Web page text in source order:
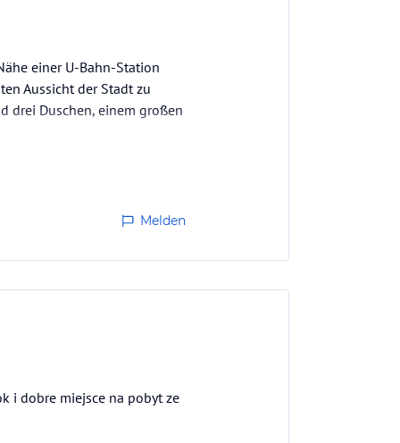
einer U-Bahn-Station
Aussicht der Stadt zu
drei Duschen, einem großen
Melden
i dobre miejsce na pobyt ze